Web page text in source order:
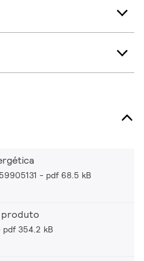
pdf 68.5 kB
produto
pdf 354.2 kB